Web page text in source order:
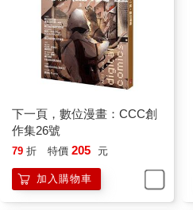
下一頁，數位漫畫：CCC創
作集26號
79 折 特價 205 元
加入購物車